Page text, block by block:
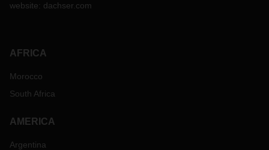
website: dachser.com
AFRICA
Morocco
South Africa
AMERICA
Argentina